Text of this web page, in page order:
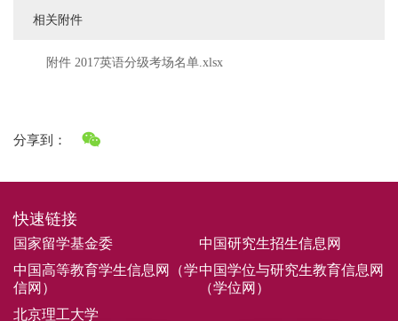
相关附件
附件 2017英语分级考场名单.xlsx
分享到：
快速链接
国家留学基金委
中国研究生招生信息网
中国高等教育学生信息网（学
信网）
中国学位与研究生教育信息网
（学位网）
北京理工大学